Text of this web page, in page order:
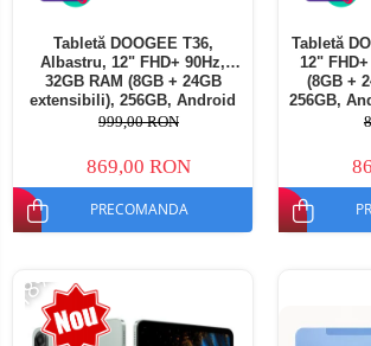
Tabletă DOOGEE T36,
Albastru, 12" FHD+ 90Hz,
32GB RAM (8GB + 24GB
extensibili), 256GB, Android
15, 8800mAh, Dual SIM
999,00 RON
869,00 RON
PRECOMANDA
Tabletă
12"
(8GB +
256GB,
-18%